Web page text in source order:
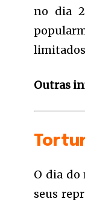
no dia
Outras
O dia do
seus